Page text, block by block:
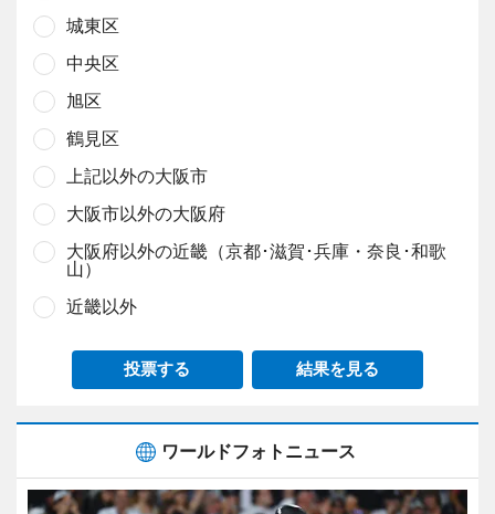
城東区
中央区
旭区
鶴見区
上記以外の大阪市
大阪市以外の大阪府
大阪府以外の近畿（京都･滋賀･兵庫・奈良･和歌
山）
近畿以外
投票する 結果を見る
ワールドフォトニュース